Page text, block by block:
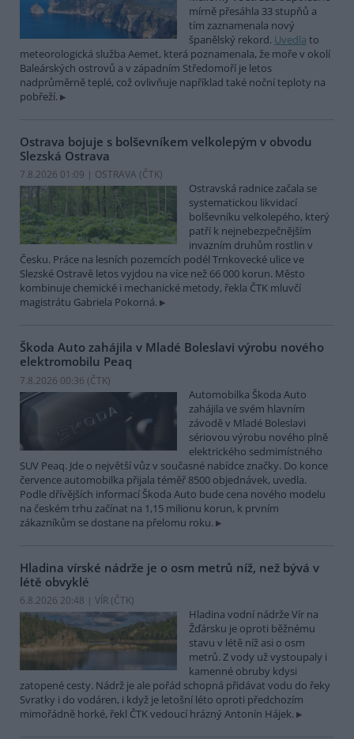
mírně přesáhla 33 stupňů a
tím zaznamenala nový
španělský rekord. Uvedla to
meteorologická služba Aemet, která poznamenala, že moře v okolí
Baleárských ostrovů a v západním Středomoří je letos
nadprůměrně teplé, což ovlivňuje například také noční teploty na
pobřeží.
Ostrava bojuje s bolševníkem velkolepým v obvodu
Slezská Ostrava
7.8.2026 01:09 | OSTRAVA (ČTK)
Ostravská radnice začala se
systematickou likvidací
bolševníku velkolepého, který
patří k nejnebezpečnějším
invazním druhům rostlin v
Česku. Práce na lesních pozemcích podél Trnkovecké ulice ve
Slezské Ostravě letos vyjdou na více než 66 000 korun. Město
kombinuje chemické i mechanické metody, řekla ČTK mluvčí
magistrátu Gabriela Pokorná.
Škoda Auto zahájila v Mladé Boleslavi výrobu nového
elektromobilu Peaq
7.8.2026 00:36 (ČTK)
Automobilka Škoda Auto
zahájila ve svém hlavním
závodě v Mladé Boleslavi
sériovou výrobu nového plně
elektrického sedmimístného
SUV Peaq. Jde o největší vůz v současné nabídce značky. Do konce
července automobilka přijala téměř 8500 objednávek, uvedla.
Podle dřívějších informací Škoda Auto bude cena nového modelu
na českém trhu začínat na 1,15 milionu korun, k prvním
zákazníkům se dostane na přelomu roku.
Hladina vírské nádrže je o osm metrů níž, než bývá v
létě obvyklé
6.8.2026 20:48 | VÍR (ČTK)
Hladina vodní nádrže Vír na
Žďársku je oproti běžnému
stavu v létě níž asi o osm
metrů. Z vody už vystoupaly i
kamenné obruby kdysi
zatopené cesty. Nádrž je ale pořád schopná přidávat vodu do řeky
Svratky i do vodáren, i když je letošní léto oproti předchozím
mimořádně horké, řekl ČTK vedoucí hrázný Antonín Hájek.